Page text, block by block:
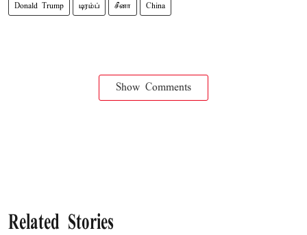
Donald Trump டிரம்ப் சீனா China
Show Comments
Related Stories